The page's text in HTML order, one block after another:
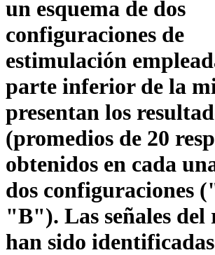
un esquema de dos
configuraciones de
estimulación
parte inferior de la
presentan los
(promedios de 20
obtenidos en cada
dos configuraciones
"B"). Las señales del
han sido